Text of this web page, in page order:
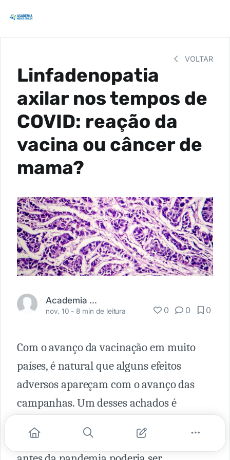
VOLTAR
Linfadenopatia
axilar nos tempos de
COVID: reação da
vacina ou câncer de
mama?
Academia Médica
nov. 10 - 8 min de leitura 0 0 0
Com o avanço da vacinação em muito
países, é natural que alguns efeitos
adversos apareçam com o avanço das
campanhas. Um desses achados é
Esse achado no exame físico de mulheres